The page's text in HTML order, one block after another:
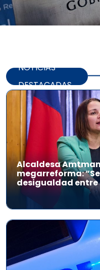
NOTICIAS
DESTACADAS
Alcaldesa
megarreforma:
desigualdad entre